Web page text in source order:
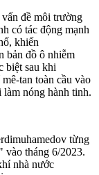
đề môi trường
có tác động mạnh
khiến
bản đồ ô nhiễm
biệt sau khi
tan toàn cầu vào
nóng hành tinh.
từng
vào tháng 6/2023.
nhà nước